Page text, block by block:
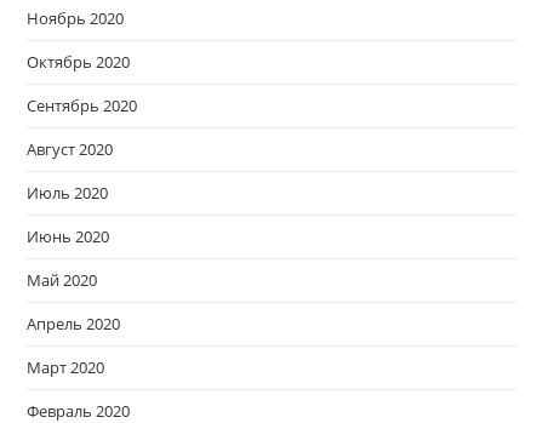
Ноябрь 2020
Октябрь 2020
Сентябрь 2020
Август 2020
Июль 2020
Июнь 2020
Май 2020
Апрель 2020
Март 2020
Февраль 2020